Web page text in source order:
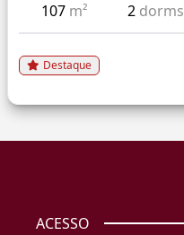
107 m² 2 dorms
Destaque
ACESSO